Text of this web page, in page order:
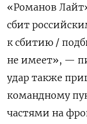
«Романов
сбит
к сбитию /
не имеет», —
удар также
командному
частями на